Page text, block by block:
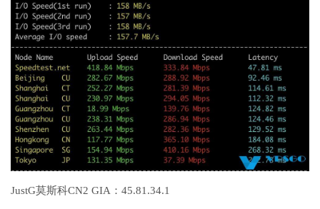
JustG莫斯科CN2 GIA：45.81.34.1